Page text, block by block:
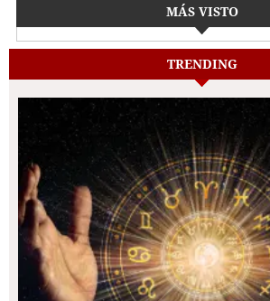
MÁS VISTO
TRENDING